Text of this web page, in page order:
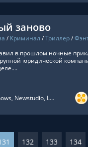
заново
/ Криминал /Триллер/
в прошлом ночные
юридической
NewComers, TVShows, Newstudio, LostFilm, Кубик в Кубе, Дубляж Flarrow Films, Дубляж Red Head Sound, RezkaStudio, LE-Production, Оригинальный, Субтитры, HDrezka Studio, ViruseProject
132 133 134